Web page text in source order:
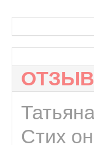
Стих